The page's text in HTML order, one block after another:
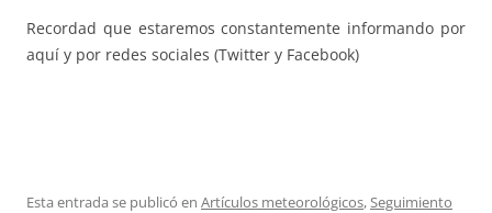
Recordad que estaremos constantemente informando por
aquí y por redes sociales (Twitter y Facebook)
Esta entrada se publicó en Artículos meteorológicos,Seguimiento